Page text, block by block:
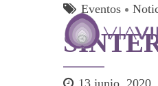
Eventos
13 junio, 2020